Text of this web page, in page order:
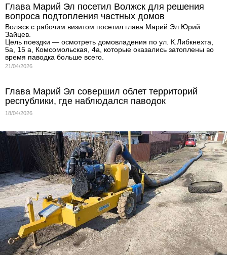
Глава Марий Эл посетил Волжск для решения
вопроса подтопления частных домов
Волжск с рабочим визитом посетил глава Марий Эл Юрий
Зайцев.
Цель поездки — осмотреть домовладения по ул. К.Либкнехта,
5а, 15 а, Комсомольская, 4а, которые оказались затоплены во
время паводка больше всего.
21/04/2026
Глава Марий Эл совершил облет территорий
республики, где наблюдался паводок
18/04/2026